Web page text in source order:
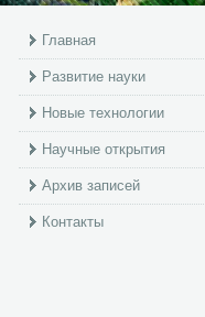
Главная
Развитие науки
Новые технологии
Научные открытия
Архив записей
Контакты